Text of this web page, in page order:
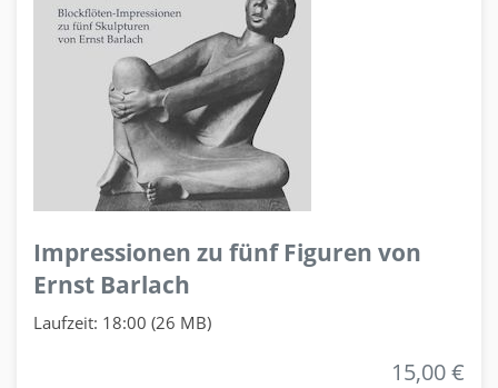
Impressionen zu fünf Figuren von
Ernst Barlach
Laufzeit: 18:00 (26 MB)
15,00 €